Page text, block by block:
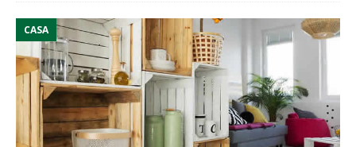
CASA